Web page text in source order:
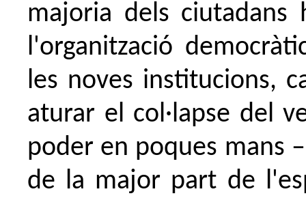
majoria dels ciutadans
l'organització
les noves institucions,
aturar el col·lapse del
poder en poques mans
de la major part de